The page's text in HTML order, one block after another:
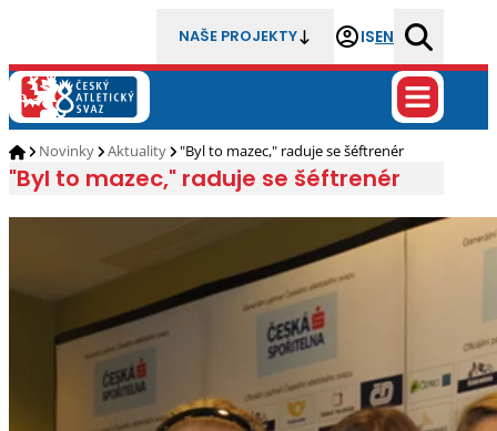
NAŠE PROJEKTY ISEN
Novinky Aktuality "Byl to mazec," raduje se šéftrenér
"Byl to mazec," raduje se šéftrenér